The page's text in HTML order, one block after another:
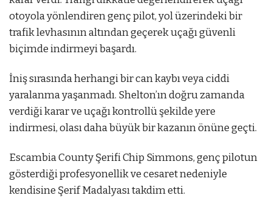
otoyola yönlendiren genç pilot, yol üzerindeki bir
trafik levhasının altından geçerek uçağı güvenli
biçimde indirmeyi başardı.
İniş sırasında herhangi bir can kaybı veya ciddi
yaralanma yaşanmadı. Shelton’ın doğru zamanda
verdiği karar ve uçağı kontrollü şekilde yere
indirmesi, olası daha büyük bir kazanın önüne geçti.
Escambia County Şerifi Chip Simmons, genç pilotun
gösterdiği profesyonellik ve cesaret nedeniyle
kendisine Şerif Madalyası takdim etti.